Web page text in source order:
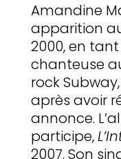
Amandine
apparition
2000, en
chanteuse
rock
après avoir
annonce.
participe,
2007. Son